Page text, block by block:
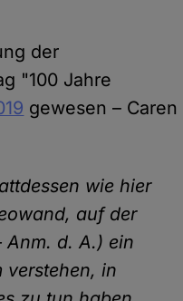
der
"100 Jahre
gewesen – Caren
wie hier
auf der
Anm. d. A.) ein
verstehen, in